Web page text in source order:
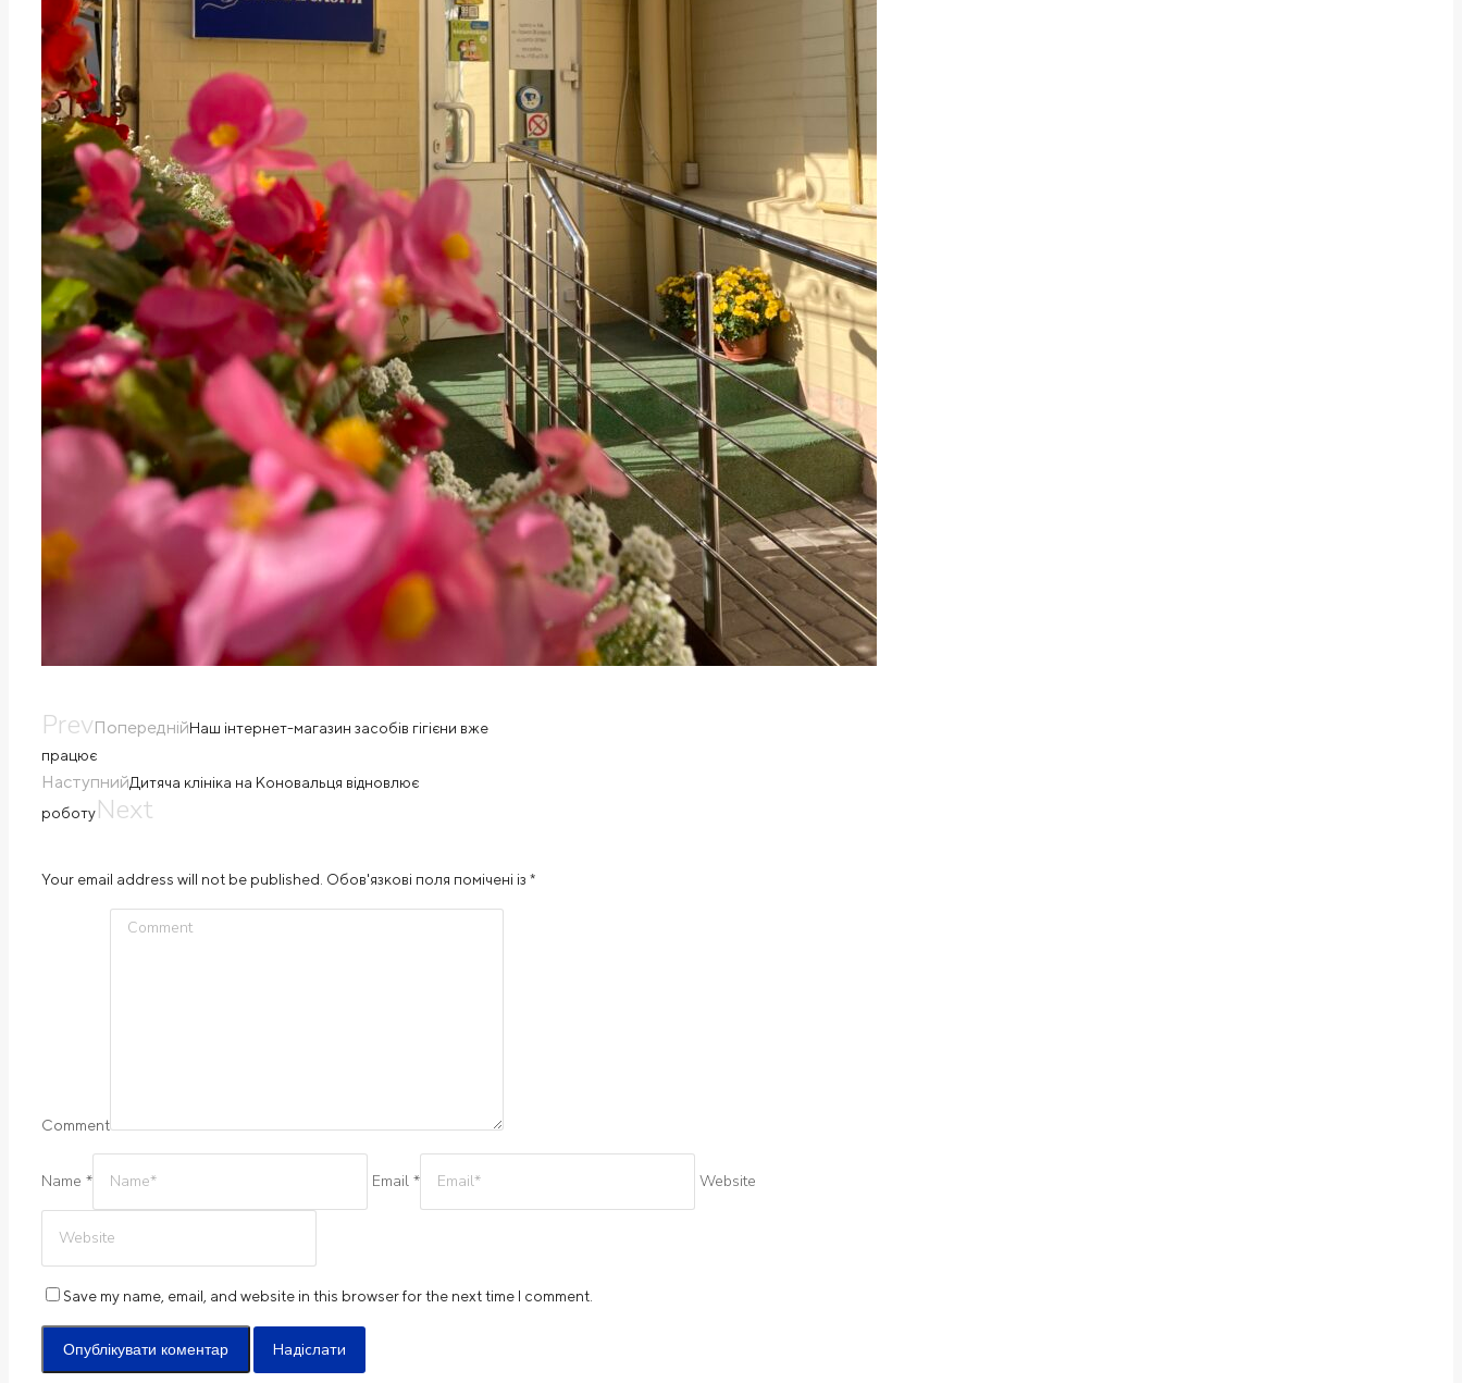
PrevПопереднійНаш інтернет-магазин засобів гігієни вже
працює
НаступнийДитяча клініка на Коновальця відновлює
роботуNext
Your email address will not be published. Обов'язкові поля помічені із *
Comment
Name * Email * Website
Save my name, email, and website in this browser for the next time I comment.
Надіслати